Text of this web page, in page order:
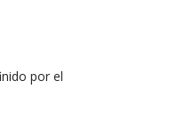
por el